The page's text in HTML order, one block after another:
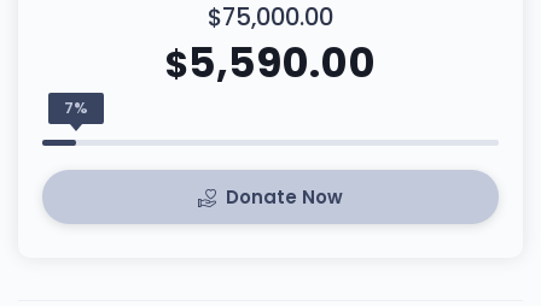
$75,000.00
$5,590.00
7%
Donate Now